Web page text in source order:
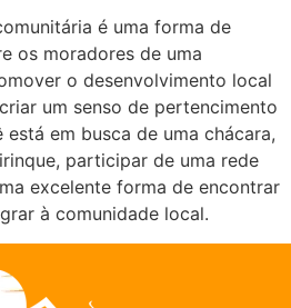
é uma forma de
os moradores de uma
o desenvolvimento local
um senso de pertencimento
em busca de uma chácara,
participar de uma rede
excelente forma de encontrar
à comunidade local.